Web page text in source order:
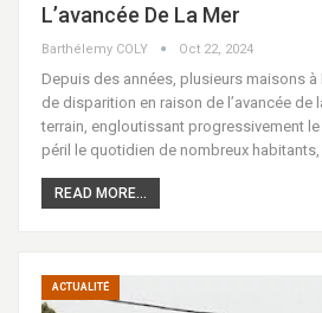
L’avancée De La Mer
Barthélemy COLY Oct 22, 2024
Depuis des années, plusieurs maisons
de disparition en raison de l’avancée de
terrain, engloutissant progressivement
péril le quotidien de nombreux habitants,
READ MORE...
ACTUALITÉ